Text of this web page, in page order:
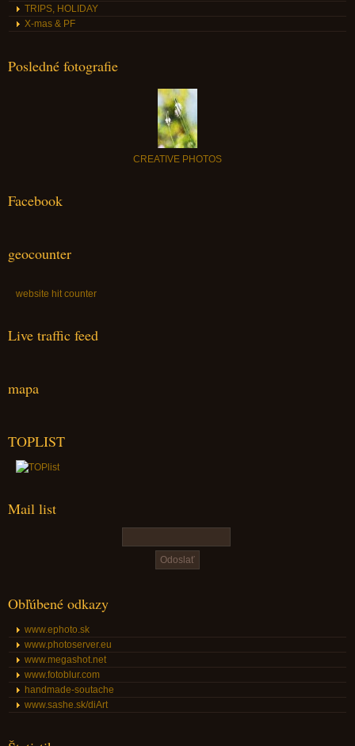
TRIPS, HOLIDAY
X-mas & PF
Posledné fotografie
CREATIVE PHOTOS
Facebook
geocounter
website hit counter
Live traffic feed
mapa
TOPLIST
Mail list
Obľúbené odkazy
www.ephoto.sk
www.photoserver.eu
www.megashot.net
www.fotoblur.com
handmade-soutache
www.sashe.sk/diArt